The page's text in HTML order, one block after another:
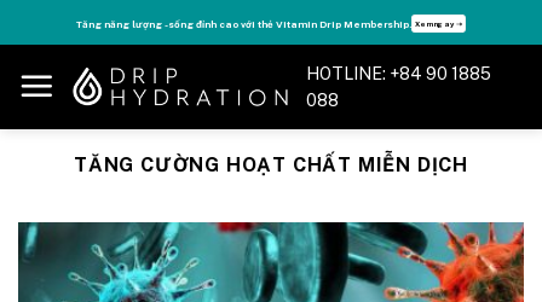
to
content
Tăng năng lượng - sống đỉnh cao với thẻ Vitamin Drip Membership. Xem ngay ➝
HOTLINE: +84 90 1885
088
TĂNG CƯỜNG HOẠT CHẤT MIỄN DỊCH